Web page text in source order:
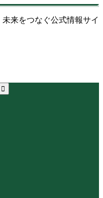
来をつなぐ公式情報サイ